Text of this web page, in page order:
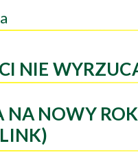
NIE
NA NOWY